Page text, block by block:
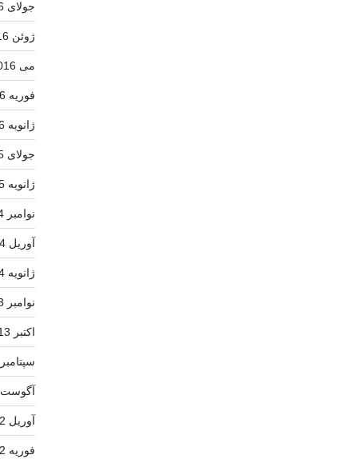
جولای 2016
ژوئن 2016
می 2016
فوریه 2016
ژانویه 2016
جولای 2015
ژانویه 2015
نوامبر 2014
آوریل 2014
ژانویه 2014
نوامبر 2013
اکتبر 2013
سپتامبر 2013
آگوست 2013
آوریل 2012
فوریه 2012